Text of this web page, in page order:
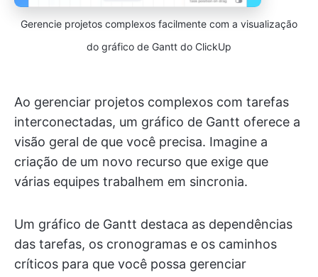
Gerencie projetos complexos facilmente com a visualização
do gráfico de Gantt do ClickUp
Ao gerenciar projetos complexos com tarefas
interconectadas, um gráfico de Gantt oferece a
visão geral de que você precisa. Imagine a
criação de um novo recurso que exige que
várias equipes trabalhem em sincronia.
Um gráfico de Gantt destaca as dependências
das tarefas, os cronogramas e os caminhos
críticos para que você possa gerenciar